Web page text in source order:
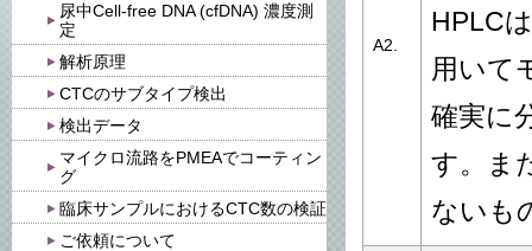
尿中Cell-free DNA (cfDNA) 濃度測
定
解析原理
CTCのサブタイプ検出
検出データ
マイクロ流路をPMEAでコーティン
グ
臨床サンプルにおけるCTC数の検証
ご依頼について
A2.
HPLC
用いて
確実に
す。ま
ないも